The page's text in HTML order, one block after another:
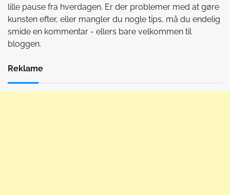
lille pause fra hverdagen. Er der problemer med at gøre
kunsten efter, eller mangler du nogle tips, må du endelig
smide en kommentar - ellers bare velkommen til
bloggen.
Reklame